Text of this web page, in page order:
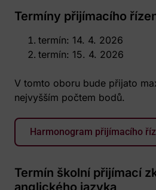
Termíny přijímacího
termín: 14. 4. 2026
termín: 15. 4. 2026
V tomto oboru bude přijato
nejvyšším počtem bodů.
Harmonogram přijímacího
Termín školní přijímací